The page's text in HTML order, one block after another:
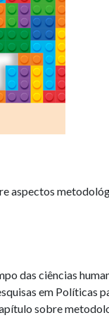
aspectos
das ciências
em Políticas
sobre